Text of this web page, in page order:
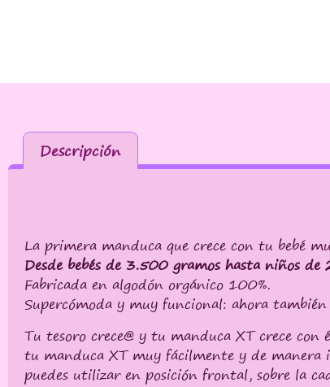
Descripción
La primera manduca que crece con tu bebé
Desde bebés de 3.500 gramos hasta niños de
Fabricada en algodón orgánico 100%.
Supercómoda y muy funcional: ahora
Tu tesoro crece@ y tu manduca XT crece con
tu manduca XT muy fácilmente y de
puedes utilizar en posición frontal, sobre la